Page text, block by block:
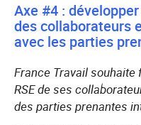
Axe #4 :
des collaborateurs
avec les parties
France Travail
RSE de ses
des parties prenantes